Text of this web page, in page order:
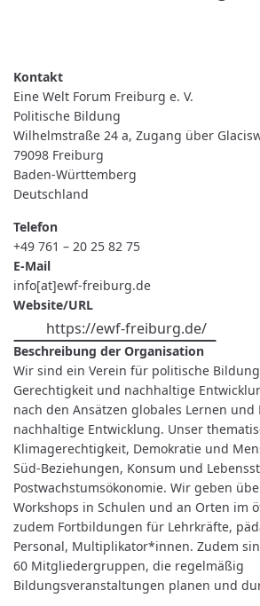
FREIBURG
E.
Eine Welt Forum Freiburg e. V.
Politische Bildung
Wilhelmstraße 24 a, Zugang über
79098 Freiburg
Baden-Württemberg
Deutschland
Telefon
+49 761 – 20 25 82 75
E-Mail
info[at]ewf-freiburg.de
Website/URL
https://ewf-freiburg.de/
Beschreibung der Organisation
Wir sind ein Verein für politische
Gerechtigkeit und nachhaltige
nach den Ansätzen globales Lernen
nachhaltige Entwicklung. Unser
Klimagerechtigkeit, Demokratie und
Süd-Beziehungen, Konsum und
Postwachstumsökonomie. Wir geben
Workshops in Schulen und an Orten im
zudem Fortbildungen für Lehrkräfte,
Personal, Multiplikator*innen. Zudem
60 Mitgliedergruppen, die regelmäßig
Bildungsveranstaltungen planen und